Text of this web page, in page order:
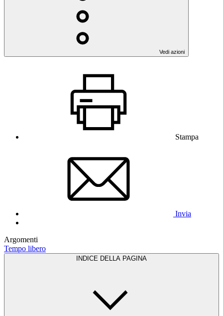
Vedi azioni
Stampa
Invia
Argomenti
Tempo libero
INDICE DELLA PAGINA